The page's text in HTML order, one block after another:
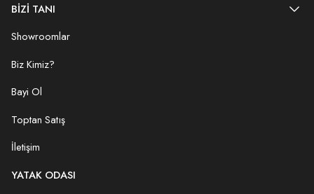
BİZİ TANI
Showroomlar
Biz Kimiz?
Bayi Ol
Toptan Satış
İletişim
YATAK ODASI